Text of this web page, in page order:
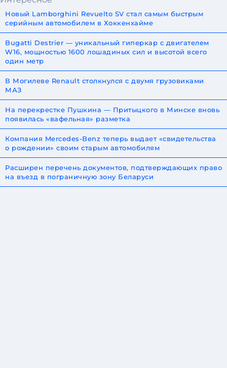
Новый Lamborghini Revuelto SV стал самым быстрым
серийным автомобилем в Хоккенхайме
Bugatti Destrier — уникальный гиперкар с двигателем
W16, мощностью 1600 лошадиных сил и высотой всего
один метр
В Могилеве Renault столкнулся с двумя грузовиками
МАЗ
На перекрестке Пушкина — Притыцкого в Минске вновь
появилась «вафельная» разметка
Компания Mercedes-Benz теперь выдает «свидетельства
о рождении» своим старым автомобилям
Расширен перечень документов, подтверждающих право
на въезд в пограничную зону Беларуси